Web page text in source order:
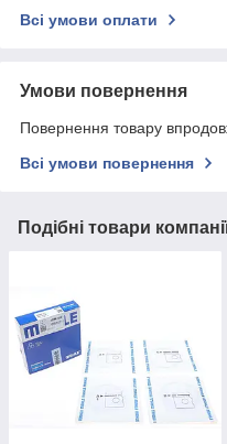
Всі умови оплати
Умови повернення
Повернення товару
Всі умови повернення
Подібні товари